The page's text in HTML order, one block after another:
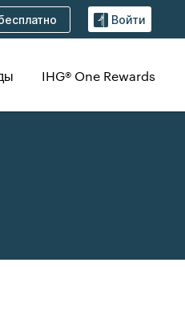
Войти
IHG® One Rewards